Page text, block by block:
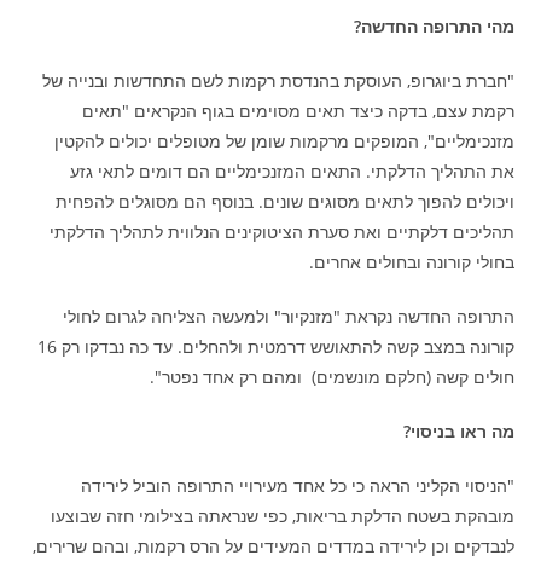
מהי התרופה החדשה?
"חברת ביוגרופ, העוסקת בהנדסת רקמות לשם התחדשות ובנייה של
רקמת עצם, בדקה כיצד תאים מסוימים בגוף הנקראים "תאים
מזנכימליים", המופקים מרקמות שומן של מטופלים יכולים להקטין
את התהליך הדלקתי. התאים המזנכימליים הם דומים לתאי גזע
ויכולים להפוך לתאים מסוגים שונים. בנוסף הם מסוגלים להפחית
תהליכים דלקתיים ואת סערת הציטוקינים הנלווית לתהליך הדלקתי
בחולי קורונה ובחולים אחרים.
התרופה החדשה נקראת "מזנקיור" ולמעשה הצליחה לגרום לחולי
קורונה במצב קשה להתאושש דרמטית ולהחלים. עד כה נבדקו רק 16
חולים קשה (חלקם מונשמים) ומהם רק אחד נפטר".
מה ראו בניסוי?
"הניסוי הקליני הראה כי כל אחד מעירויי התרופה הוביל לירידה
מובהקת בשטח הדלקת בריאות, כפי שנראתה בצילומי חזה שבוצעו
לנבדקים וכן לירידה במדדים המעידים על הרס רקמות, ובהם שרירים,